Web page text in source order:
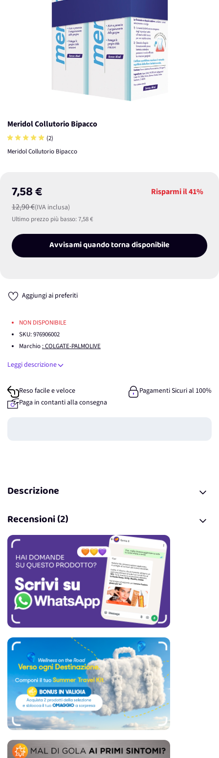
Meridol Collutorio Bipacco
(2)
Meridol Collutorio Bipacco
7,58 €
12,90 €(IVA inclusa)
Risparmi il41%
Ultimo prezzo più basso:7,58 €
Avvisami quando torna disponibile
Aggiungi ai preferiti
NON DISPONIBILE
SKU:976906002
Marchio : COLGATE-PALMOLIVE
Leggi descrizione
Reso facile e veloce
Pagamenti Sicuri al 100%
Paga in contanti alla consegna
Descrizione
Recensioni (2)